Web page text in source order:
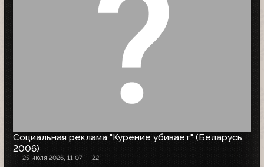
Социальная реклама "Курение убивает" (Беларусь,
2006)
25 июля 2026, 11:07 22